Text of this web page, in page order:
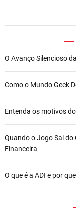
O Avanço Silencioso
Como o Mundo Geek
Entenda os motivos
Quando o Jogo Sai do
Financeira
O que é a ADI e por